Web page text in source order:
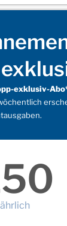
exklusiv-